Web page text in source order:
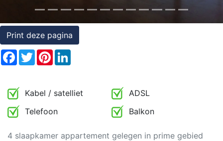
Print deze pagina
Facebook
TwitterPinterest
Kabel / satelliet
ADSL
Telefoon
Balkon
4 slaapkamer appartement gelegen in prime gebied